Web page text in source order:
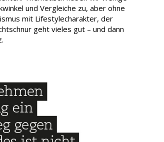
und Vergleiche zu, aber ohne
mit Lifestylecharakter, der
geht vieles gut – und dann